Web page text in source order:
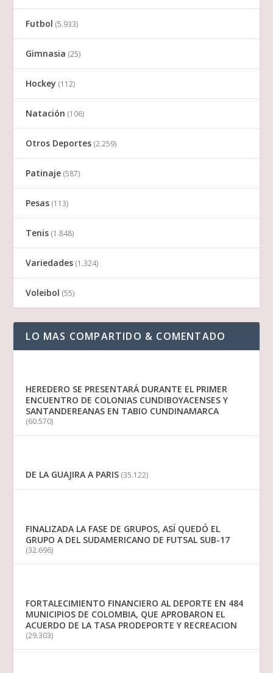
Futbol (5.933)
Gimnasia (25)
Hockey (112)
Natación (106)
Otros Deportes (2.259)
Patinaje (587)
Pesas (113)
Tenis (1.848)
Variedades (1.324)
Voleibol (55)
LO MAS COMPARTIDO & COMENTADO
HEREDERO SE PRESENTARÁ DURANTE EL PRIMER
ENCUENTRO DE COLONIAS CUNDIBOYACENSES Y
SANTANDEREANAS EN TABIO CUNDINAMARCA
(60.570)
DE LA GUAJIRA A PARIS (35.122)
FINALIZADA LA FASE DE GRUPOS, ASÍ QUEDÓ EL
GRUPO A DEL SUDAMERICANO DE FUTSAL SUB-17
(32.696)
FORTALECIMIENTO FINANCIERO AL DEPORTE EN 484
MUNICIPIOS DE COLOMBIA, QUE APROBARON EL
ACUERDO DE LA TASA PRODEPORTE Y RECREACION
(29.303)